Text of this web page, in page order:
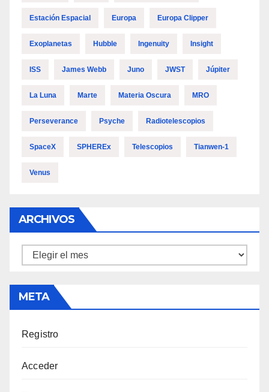
Estación Espacial Europa Europa Clipper
Exoplanetas Hubble Ingenuity Insight
ISS James Webb Juno JWST Júpiter
La Luna Marte Materia Oscura MRO
Perseverance Psyche Radiotelescopios
SpaceX SPHEREx Telescopios Tianwen-1
Venus
ARCHIVOS
Archivos
META
Registro
Acceder